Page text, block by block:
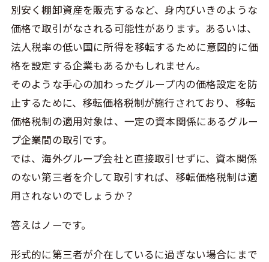
別安く棚卸資産を販売するなど、身内びいきのような
価格で取引がなされる可能性があります。あるいは、
法人税率の低い国に所得を移転するために意図的に価
格を設定する企業もあるかもしれません。
そのような手心の加わったグループ内の価格設定を防
止するために、移転価格税制が施行されており、移転
価格税制の適用対象は、一定の資本関係にあるグルー
プ企業間の取引です。
では、海外グループ会社と直接取引せずに、資本関係
のない第三者を介して取引すれば、移転価格税制は適
用されないのでしょうか？
答えはノーです。
形式的に第三者が介在しているに過ぎない場合にまで